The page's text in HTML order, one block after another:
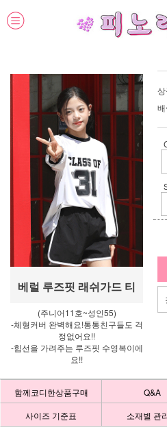
베럴 루즈핏 래쉬가드 티
(주니어11호~성인55)
-체형커버 완벽해요!통통친구들도 걱
정없어요!!
-힙선을 가려주는 루즈핏 수영복이에
요!!
함께코디한상품구매 Q&A
사이즈 기준표
소재별 관